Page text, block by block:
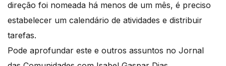
direção foi nomeada há menos de um mês, é preciso
estabelecer um calendário de atividades e distribuir
tarefas.
Pode aprofundar este e outros assuntos no Jornal